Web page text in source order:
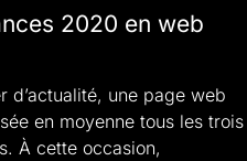
2020 en web
d’actualité, une page web
en moyenne tous les trois
À cette occasion,